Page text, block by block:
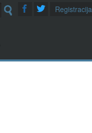
Registracija